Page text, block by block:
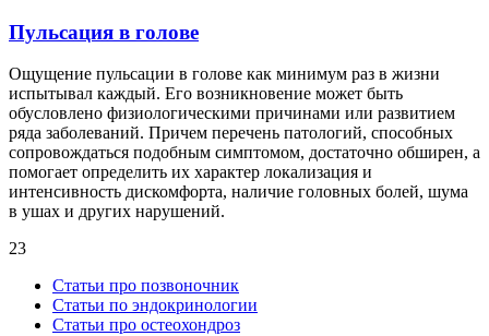
Пульсация в голове
Ощущение пульсации в голове как минимум раз в жизни
испытывал каждый. Его возникновение может быть
обусловлено физиологическими причинами или развитием
ряда заболеваний. Причем перечень патологий, способных
сопровождаться подобным симптомом, достаточно обширен, а
помогает определить их характер локализация и
интенсивность дискомфорта, наличие головных болей, шума
в ушах и других нарушений.
23
Статьи про позвоночник
Статьи по эндокринологии
Статьи про остеохондроз